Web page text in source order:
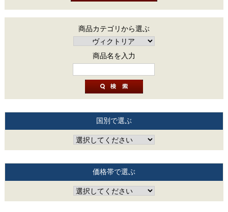
商品カテゴリから選ぶ
商品名を入力
国別で選ぶ
価格帯で選ぶ